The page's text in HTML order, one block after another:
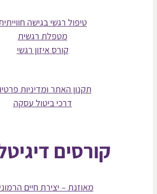
טיפול רגשי בגישה חווייתית
מטפלת רגשית
קורס איזון רגשי
תקנון האתר ומדיניות פרטיות
דרכי ביטול עסקה
קורסים דיגיטליים
מאוזנת – יצירת חיים הרמוניים